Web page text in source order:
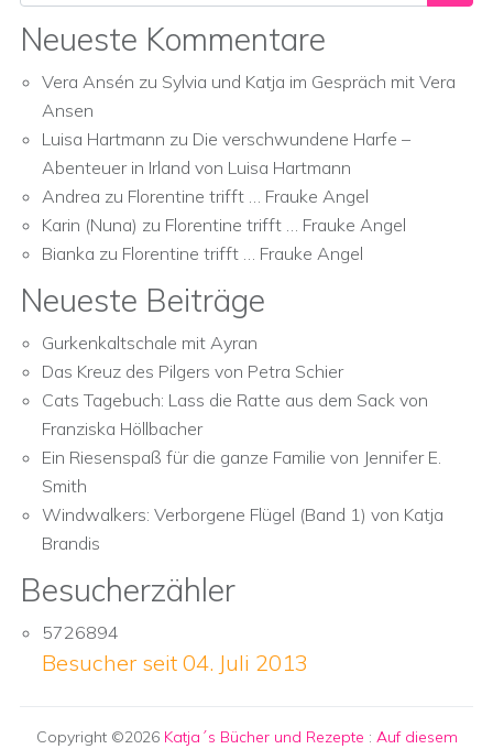
Neueste Kommentare
Vera Ansén zu Sylvia und Katja im Gespräch mit Vera
Ansen
Luisa Hartmann zu Die verschwundene Harfe –
Abenteuer in Irland von Luisa Hartmann
Andrea zu Florentine trifft … Frauke Angel
Karin (Nuna) zu Florentine trifft … Frauke Angel
Bianka zu Florentine trifft … Frauke Angel
Neueste Beiträge
Gurkenkaltschale mit Ayran
Das Kreuz des Pilgers von Petra Schier
Cats Tagebuch: Lass die Ratte aus dem Sack von
Franziska Höllbacher
Ein Riesenspaß für die ganze Familie von Jennifer E.
Smith
Windwalkers: Verborgene Flügel (Band 1) von Katja
Brandis
Besucherzähler
5726894
Besucher seit 04. Juli 2013
Copyright ©2026 Katja´s Bücher und Rezepte : Auf diesem